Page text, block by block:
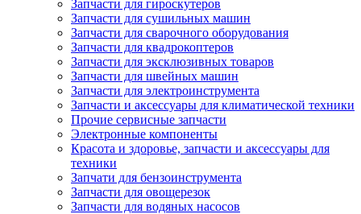
Запчасти для гироскутеров
Запчасти для сушильных машин
Запчасти для сварочного оборудования
Запчасти для квадрокоптеров
Запчасти для эксклюзивных товаров
Запчасти для швейных машин
Запчасти для электроинструмента
Запчасти и аксессуары для климатической техники
Прочие сервисные запчасти
Электронные компоненты
Красота и здоровье, запчасти и аксессуары для
техники
Запчати для бензоинструмента
Запчасти для овощерезок
Запчасти для водяных насосов